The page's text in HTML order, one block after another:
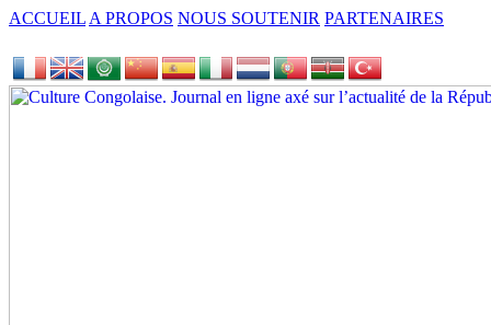
ACCUEIL A PROPOS NOUS SOUTENIR PARTENAIRES